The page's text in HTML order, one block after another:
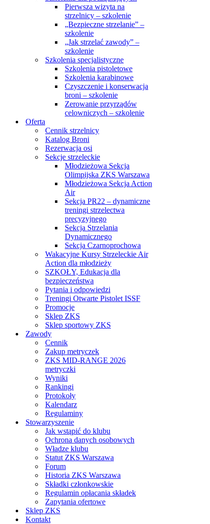
Pierwsza wizyta na
strzelnicy – szkolenie
„Bezpieczne strzelanie” –
szkolenie
„Jak strzelać zawody” –
szkolenie
Szkolenia specjalistyczne
Szkolenia pistoletowe
Szkolenia karabinowe
Czyszczenie i konserwacja
broni – szkolenie
Zerowanie przyrządów
celowniczych – szkolenie
Oferta
Cennik strzelnicy
Katalog Broni
Rezerwacja osi
Sekcje strzeleckie
Młodzieżowa Sekcja
Olimpijska ZKS Warszawa
Młodzieżowa Sekcja Action
Air
Sekcja PR22 – dynamiczne
treningi strzelectwa
precyzyjnego
Sekcja Strzelania
Dynamicznego
Sekcja Czarnoprochowa
Wakacyjne Kursy Strzeleckie Air
Action dla młodzieży
SZKOŁY, Edukacja dla
bezpieczeństwa
Pytania i odpowiedzi
Treningi Otwarte Pistolet ISSF
Promocje
Sklep ZKS
Sklep sportowy ZKS
Zawody
Cennik
Zakup metryczek
ZKS MID-RANGE 2026
metryczki
Wyniki
Rankingi
Protokoły
Kalendarz
Regulaminy
Stowarzyszenie
Jak wstąpić do klubu
Ochrona danych osobowych
Władze klubu
Statut ZKS Warszawa
Forum
Historia ZKS Warszawa
Składki członkowskie
Regulamin opłacania składek
Zapytania ofertowe
Sklep ZKS
Kontakt